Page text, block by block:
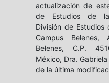
actualización de
de Estudios de la
División de Estudios
Campus
Belenes, C.P.
México, Dra.
de la última